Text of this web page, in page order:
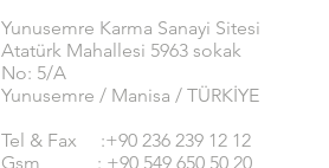
​Yunusemre Karma Sanayi Sitesi
Atatürk Mahallesi 5963 sokak
No: 5/A
Yunusemre / Manisa / TÜRKİYE
Tel & Fax :+90 236 239 12 12
Gsm : +90 549 650 50 20